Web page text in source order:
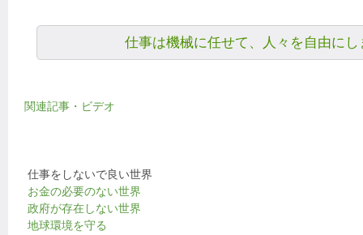
仕事は機械に任せて、人々を自由にし
関連記事・ビデオ
仕事をしないで良い世界
お金の必要のない世界
政府が存在しない世界
地球環境を守る